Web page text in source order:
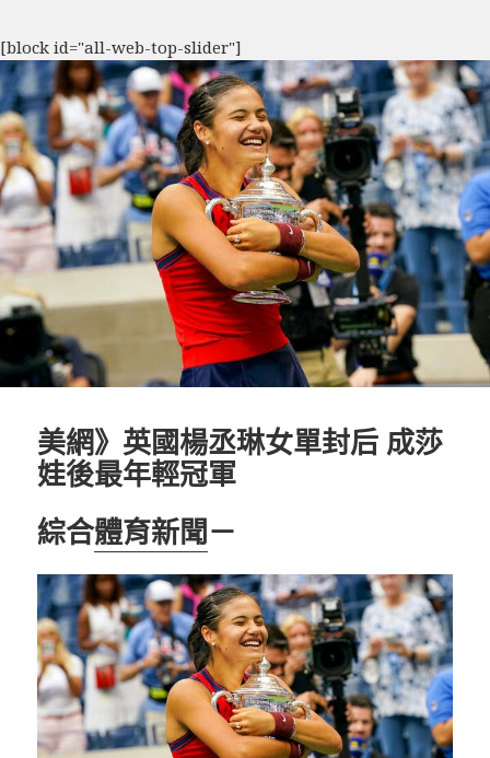
[block id="all-web-top-slider"]
美網》英國楊丞琳女單封后 成莎
娃後最年輕冠軍
綜合體育新聞－